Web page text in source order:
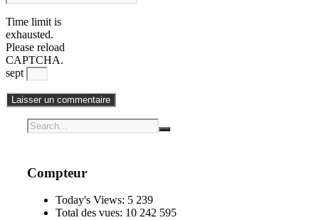
Time limit is
exhausted.
Please reload
CAPTCHA.
sept
Compteur
Today's Views: 5 239
Total des vues: 10 242 595